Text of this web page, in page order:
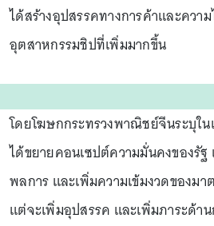
ได้สร้างอุปสรรคทางการค้าและควา
อุตสาหกรรมชิปที่เพิ่มมากขึ้น
โดยโฆษกกระทรวงพาณิชย์จีนระบุใ
ได้ขยายคอนเซปต์ความมั่นคงของรั
พลการ และเพิ่มความเข้มงวดของม
แต่จะเพิ่มอุปสรรค และเพิ่มภาระด้า